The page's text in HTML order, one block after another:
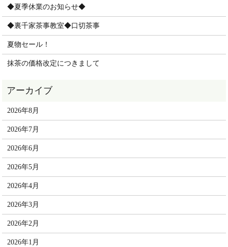
◆夏季休業のお知らせ◆
◆裏千家茶事教室◆口切茶事
夏物セール！
抹茶の価格改定につきまして
2026年8月
2026年7月
2026年6月
2026年5月
2026年4月
2026年3月
2026年2月
2026年1月